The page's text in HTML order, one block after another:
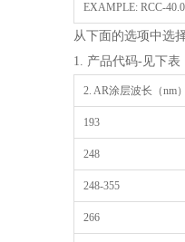
EXAMPLE: RCC-
从下面的选项中选
1. 产品代码-见下表
2. AR涂层波长（nm
193
248
248-355
266